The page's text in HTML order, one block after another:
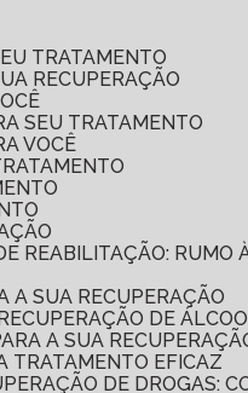
TRATAMENTO
RECUPERAÇÃO
SEU TRATAMENTO
VOCÊ
REABILITAÇÃO: RUMO
A SUA RECUPERAÇÃO
RECUPERAÇÃO DE
A SUA
TRATAMENTO EFICAZ
DE DROGAS: